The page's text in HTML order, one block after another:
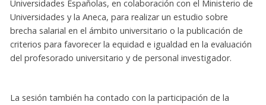
Universidades Españolas, en colaboración con el Ministerio de
Universidades y la Aneca, para realizar un estudio sobre
brecha salarial en el ámbito universitario o la publicación de
criterios para favorecer la equidad e igualdad en la evaluación
del profesorado universitario y de personal investigador.
La sesión también ha contado con la participación de la